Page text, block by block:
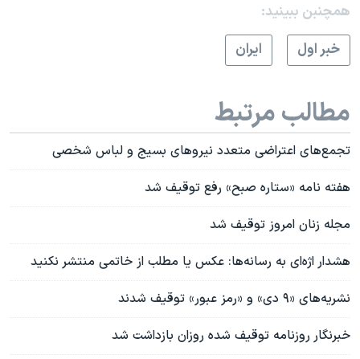
همچنبن ببینید:
خبر اول
ايران
مطالب مرتبط
تجمع‌های اعتراضی متعدد نیروهای بسیج و لباس شخصی
هفته نامه «ستاره صبح» رفع توقیف شد
مجله زنان امروز توقیف شد
هشدار اژه‌ای به رسانه‌ها: عکس یا مطلب از خاتمی منتشر نکنید
نشریه‌های «۹ دی» و «رمز عبور» توقیف شدند
خبرنگار روزنامه توقیف شده روزان بازداشت شد